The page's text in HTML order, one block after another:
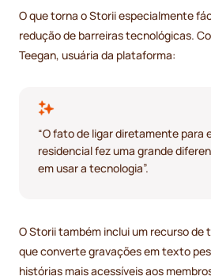
O que torna o Storii especialmente
redução de barreiras tecnológicas.
Teegan, usuária da plataforma:
“O fato de ligar diretamente para
residencial fez uma grande
em usar a tecnologia”.
O Storii também inclui um recurso
que converte gravações em texto
histórias mais acessíveis aos